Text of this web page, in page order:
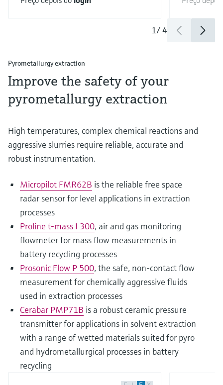
1/4
Pyrometallurgy extraction
Improve the safety of your
pyrometallurgy extraction
High temperatures, complex chemical reactions and
aggressive slurries require reliable, accurate and
robust instrumentation.
Micropilot FMR62B is the reliable free space
radar sensor for level applications in extraction
processes
Proline t-mass I 300, air and gas monitoring
flowmeter for mass flow measurements in
battery recycling processes
Prosonic Flow P 500, the safe, non-contact flow
measurement for chemically aggressive fluids
used in extraction processes
Cerabar PMP71B is a robust ceramic pressure
transmitter for applications in solvent extraction
with a range of wetted materials suited for pyro
and hydrometallurgical processes in battery
recycling